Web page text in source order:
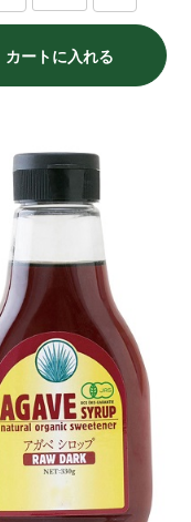
カートに入れる